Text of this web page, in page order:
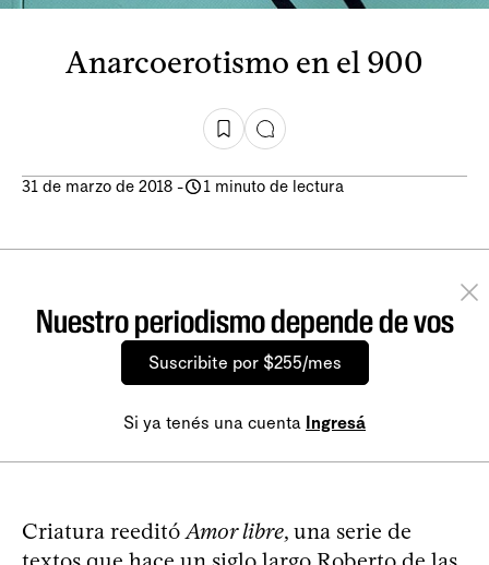
Anarcoerotismo en el 900
31 de marzo de 2018 - 1 minuto de lectura
Nuestro periodismo depende de vos
Suscribite por $255/mes
Si ya tenés una cuenta Ingresá
Criatura reeditóAmor libre, una serie de